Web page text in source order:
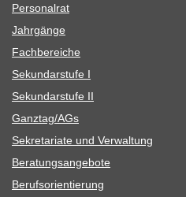
Per­so­nal­rat
Jahr­gänge
Fach­be­rei­che
Sekun­dar­stufe I
Sekun­dar­stufe II
Ganztag/​​AGs
Sekre­ta­riate und Verwaltung
Bera­tungs­an­ge­bote
Berufs­ori­en­tie­rung